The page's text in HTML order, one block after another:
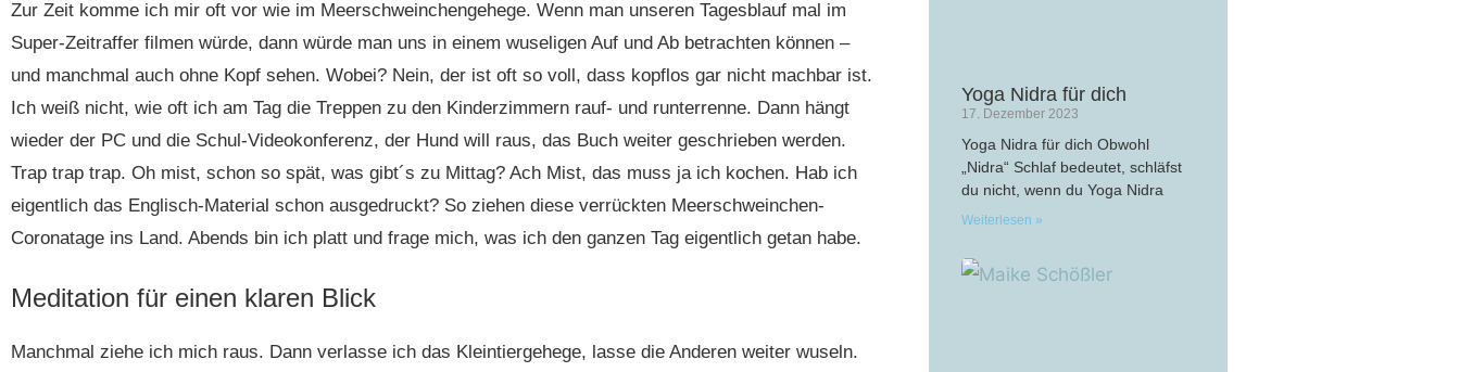
Zur Zeit komme ich mir oft vor wie im Meerschweinchengehege. Wenn man unseren Tagesblauf mal im
Super-Zeitraffer filmen würde, dann würde man uns in einem wuseligen Auf und Ab betrachten können –
und manchmal auch ohne Kopf sehen. Wobei? Nein, der ist oft so voll, dass kopflos gar nicht machbar ist.
Ich weiß nicht, wie oft ich am Tag die Treppen zu den Kinderzimmern rauf- und runterrenne. Dann hängt
wieder der PC und die Schul-Videokonferenz, der Hund will raus, das Buch weiter geschrieben werden.
Trap trap trap. Oh mist, schon so spät, was gibt´s zu Mittag? Ach Mist, das muss ja ich kochen. Hab ich
eigentlich das Englisch-Material schon ausgedruckt? So ziehen diese verrückten Meerschweinchen-
Coronatage ins Land. Abends bin ich platt und frage mich, was ich den ganzen Tag eigentlich getan habe.
Meditation für einen klaren Blick
Manchmal ziehe ich mich raus. Dann verlasse ich das Kleintiergehege, lasse die Anderen weiter wuseln.
Yoga Nidra für dich
17. Dezember 2023
Yoga Nidra für dich Obwohl
„Nidra“ Schlaf bedeutet, schläfst
du nicht, wenn du Yoga Nidra
Weiterlesen »